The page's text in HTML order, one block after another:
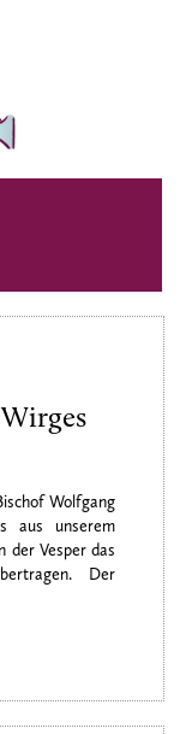
Wolfgang
aus unserem
der Vesper das
Der